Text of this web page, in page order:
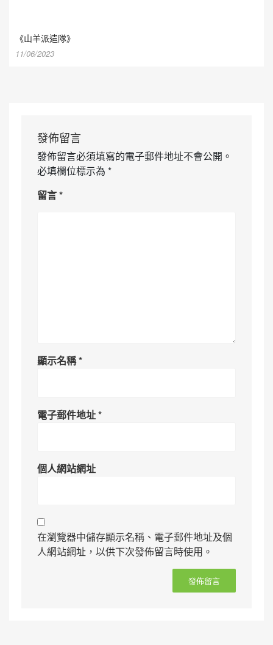
《山羊派遣隊》
11/06/2023
發佈留言
發佈留言必須填寫的電子郵件地址不會公開。
必填欄位標示為 *
留言*
顯示名稱*
電子郵件地址*
個人網站網址
在瀏覽器中儲存顯示名稱、電子郵件地址及個
人網站網址，以供下次發佈留言時使用。